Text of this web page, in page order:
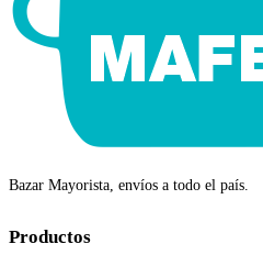
Bazar Mayorista, envíos a todo el país.
Productos